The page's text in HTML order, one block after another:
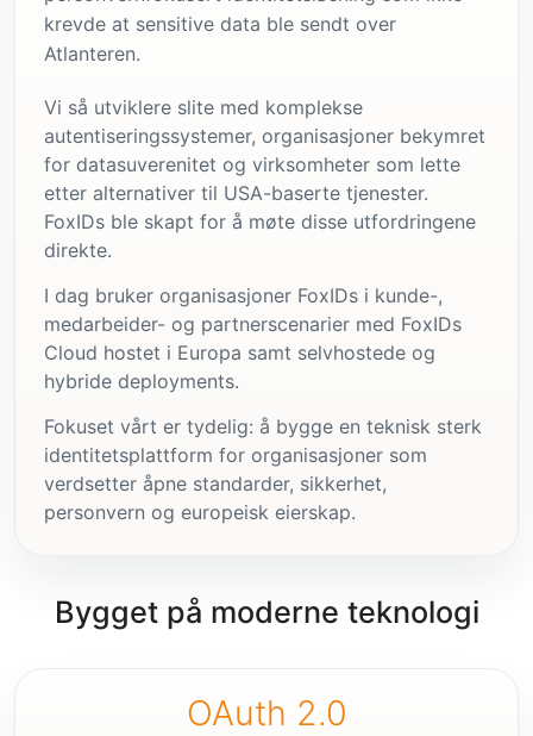
krevde at sensitive data ble sendt over
Atlanteren.
Vi så utviklere slite med komplekse
autentiseringssystemer, organisasjoner bekymret
for datasuverenitet og virksomheter som lette
etter alternativer til USA-baserte tjenester.
FoxIDs ble skapt for å møte disse utfordringene
direkte.
I dag bruker organisasjoner FoxIDs i kunde-,
medarbeider- og partnerscenarier med FoxIDs
Cloud hostet i Europa samt selvhostede og
hybride deployments.
Fokuset vårt er tydelig: å bygge en teknisk sterk
identitetsplattform for organisasjoner som
verdsetter åpne standarder, sikkerhet,
personvern og europeisk eierskap.
Bygget på moderne teknologi
OAuth 2.0